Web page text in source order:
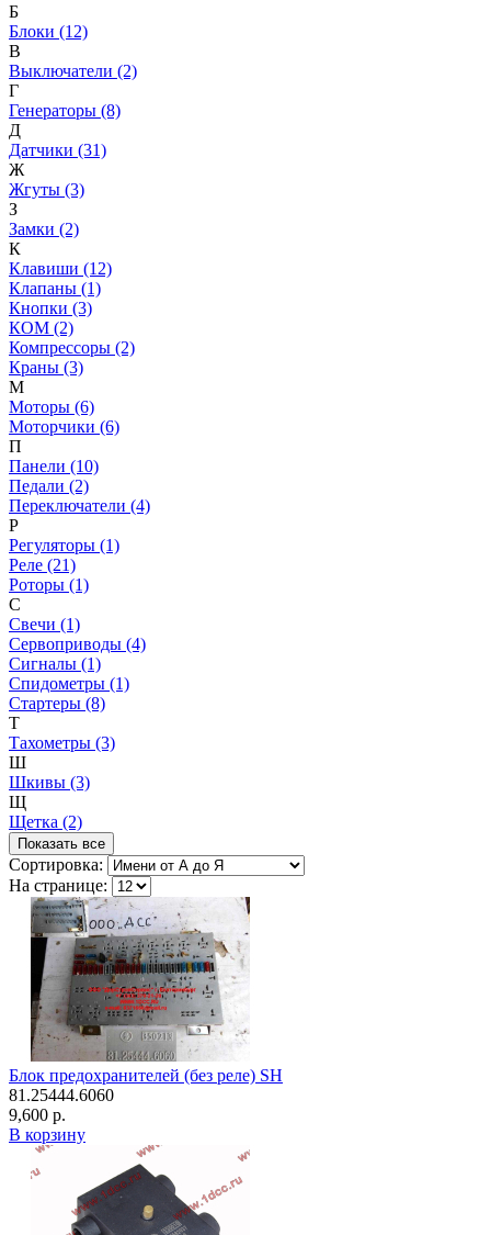
Б
Блоки (12)
В
Выключатели (2)
Г
Генераторы (8)
Д
Датчики (31)
Ж
Жгуты (3)
З
Замки (2)
К
Клавиши (12)
Клапаны (1)
Кнопки (3)
КОМ (2)
Компрессоры (2)
Краны (3)
М
Моторы (6)
Моторчики (6)
П
Панели (10)
Педали (2)
Переключатели (4)
Р
Регуляторы (1)
Реле (21)
Роторы (1)
С
Свечи (1)
Сервоприводы (4)
Сигналы (1)
Спидометры (1)
Стартеры (8)
Т
Тахометры (3)
Ш
Шкивы (3)
Щ
Щетка (2)
Показать все
Сортировка:
На странице:
Блок предохранителей (без реле) SH
81.25444.6060
9,600 р.
В корзину